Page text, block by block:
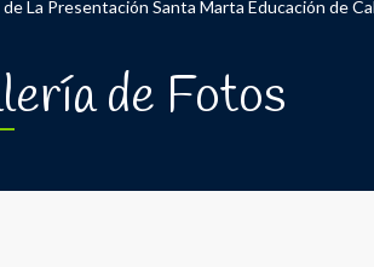
La Presentación Santa Marta Educación de
de Fotos